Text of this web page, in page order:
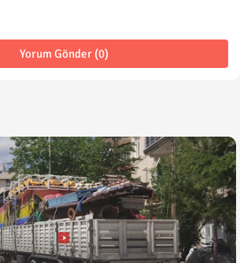
Yorum Gönder (0)